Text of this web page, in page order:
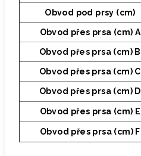
Obvod pod prsy (cm)
Obvod přes prsa (cm) A
Obvod přes prsa (cm) B
Obvod přes prsa (cm) C
Obvod přes prsa (cm) D
Obvod přes prsa (cm) E
Obvod přes prsa (cm) F